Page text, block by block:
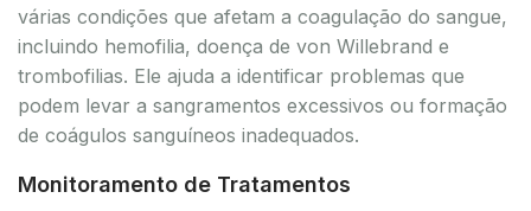
várias condições que afetam a coagulação do sangue,
incluindo hemofilia, doença de von Willebrand e
trombofilias. Ele ajuda a identificar problemas que
podem levar a sangramentos excessivos ou formação
de coágulos sanguíneos inadequados.
Monitoramento de Tratamentos